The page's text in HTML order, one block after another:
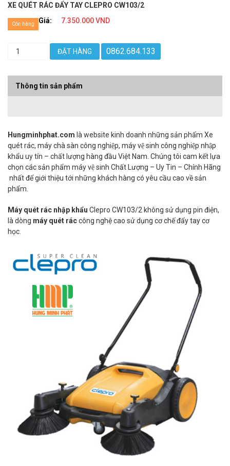
XE QUÉT RÁC ĐẨY TAY CLEPRO CW103/2
Giá:
7.350.000 VND
Còn hàng
ĐẶT HÀNG 0862.684.133
Thông tin sản phẩm
Hungminhphat.com là website kinh doanh những sản phẩm Xe
quét rác, máy chà sàn công nghiệp, máy vệ sinh công nghiệp nhập
khẩu uy tín – chất lượng hàng đầu Việt Nam. Chúng tôi cam kết lựa
chọn các sản phẩm máy vệ sinh Chất Lượng – Uy Tin – Chính Hãng
nhất để giới thiệu tới những khách hàng có yêu cầu cao về sản
phẩm.
Máy quét rác nhập khẩu Clepro CW103/2 không sử dụng pin điện,
là dòng máy quét ráccông nghệ cao sử dụng cơ chế đẩy tay cơ
học.